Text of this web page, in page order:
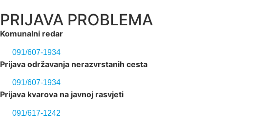
PRIJAVA PROBLEMA
Komunalni redar
091/607-1934
Prijava održavanja nerazvrstanih cesta
091/607-1934
Prijava kvarova na javnoj rasvjeti
091/617-1242